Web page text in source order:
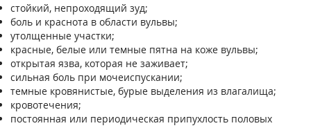
стойкий, непроходящий зуд;
боль и краснота в области вульвы;
утолщенные участки;
красные, белые или темные пятна на коже вульвы;
открытая язва, которая не заживает;
сильная боль при мочеиспускании;
темные кровянистые, бурые выделения из влагалища;
кровотечения;
постоянная или периодическая припухлость половых